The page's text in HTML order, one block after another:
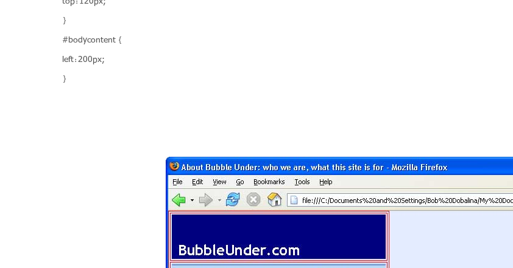
}
#bodycontent {
left: 200px;
}